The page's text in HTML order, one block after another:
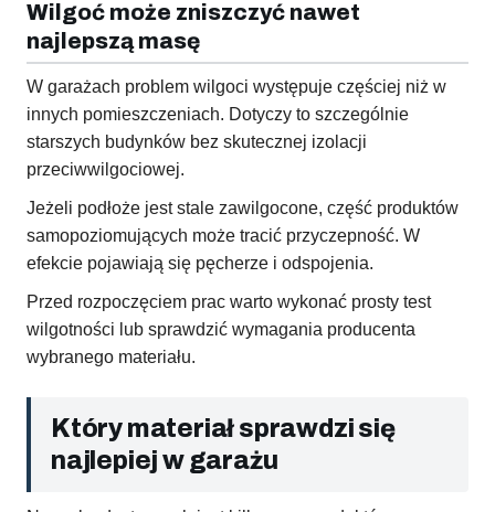
Wilgoć może zniszczyć nawet
najlepszą masę
W garażach problem wilgoci występuje częściej niż w
innych pomieszczeniach. Dotyczy to szczególnie
starszych budynków bez skutecznej izolacji
przeciwwilgociowej.
Jeżeli podłoże jest stale zawilgocone, część produktów
samopoziomujących może tracić przyczepność. W
efekcie pojawiają się pęcherze i odspojenia.
Przed rozpoczęciem prac warto wykonać prosty test
wilgotności lub sprawdzić wymagania producenta
wybranego materiału.
Który materiał sprawdzi się
najlepiej w garażu